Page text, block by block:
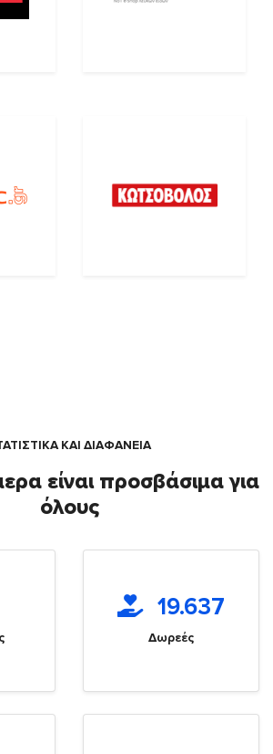
ΚΑΙ ΔΙΑΦΑΝΕΙΑ
είναι προσβάσιμα για
όλους
19.637
Δωρεές